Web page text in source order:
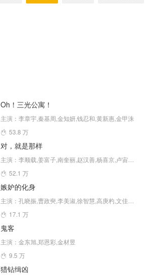
Oh！三光公寓！
主演：李章宇,秦基周,金知妍,钱忍和,黄新惠,金甲洙
53.8 万
对，就是那样
52.1 万
嫉妒的化身
17.1 万
鬼客
主演：金东旭,郑恩彩,金材昱
9.5 万
猎钻缉凶